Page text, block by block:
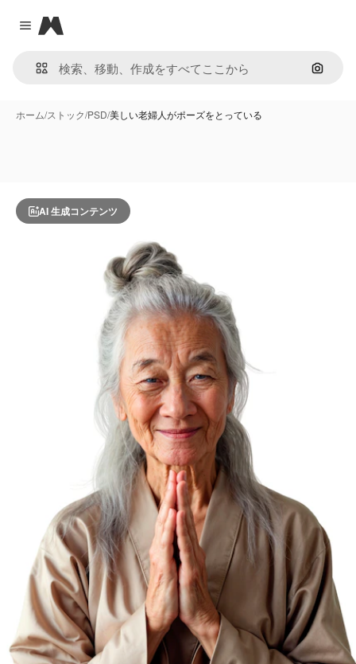
Close menu
Magnific
画像で
ホーム/ストック/PSD/美しい老婦人がポーズをとっている
AI 生成コンテンツ